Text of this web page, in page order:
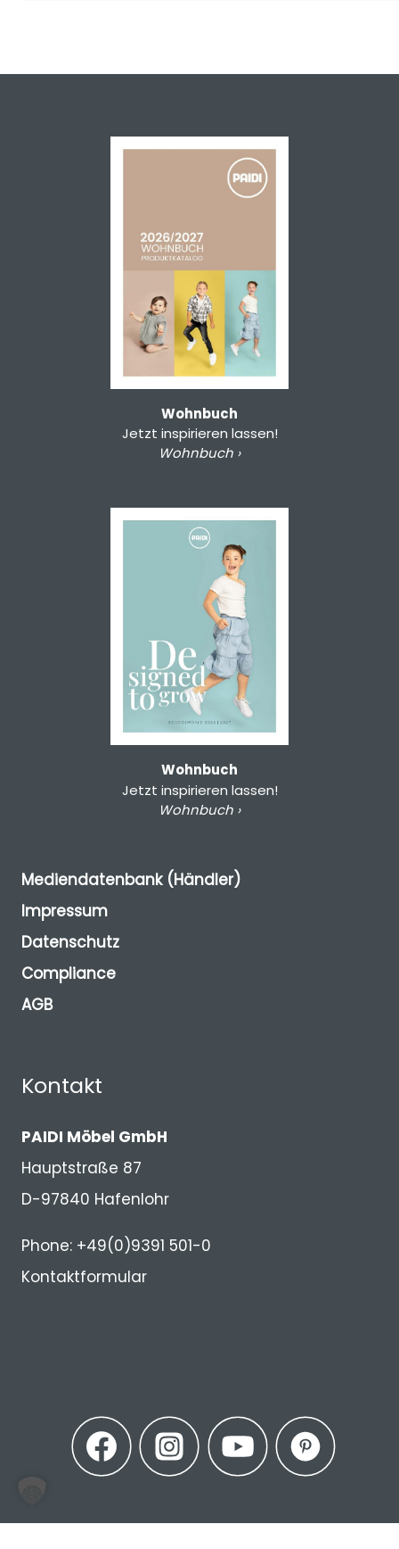
Wohnbuch
Jetzt inspirieren lassen!
Wohnbuch ›
Wohnbuch
Jetzt inspirieren lassen!
Wohnbuch ›
Mediendatenbank (Händler)
Impressum
Datenschutz
Compliance
AGB
Kontakt
PAIDI Möbel GmbH
Hauptstraße 87
D-97840 Hafenlohr
Phone: +49(0)9391 501-0
Kontaktformular